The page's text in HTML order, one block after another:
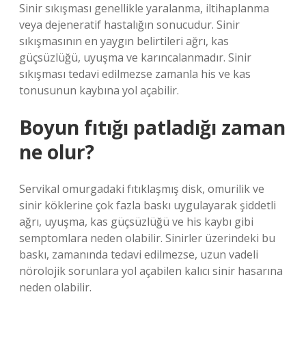
Sinir sıkışması genellikle yaralanma, iltihaplanma
veya dejeneratif hastalığın sonucudur. Sinir
sıkışmasının en yaygın belirtileri ağrı, kas
güçsüzlüğü, uyuşma ve karıncalanmadır. Sinir
sıkışması tedavi edilmezse zamanla his ve kas
tonusunun kaybına yol açabilir.
Boyun fıtığı patladığı zaman
ne olur?
Servikal omurgadaki fıtıklaşmış disk, omurilik ve
sinir köklerine çok fazla baskı uygulayarak şiddetli
ağrı, uyuşma, kas güçsüzlüğü ve his kaybı gibi
semptomlara neden olabilir. Sinirler üzerindeki bu
baskı, zamanında tedavi edilmezse, uzun vadeli
nörolojik sorunlara yol açabilen kalıcı sinir hasarına
neden olabilir.